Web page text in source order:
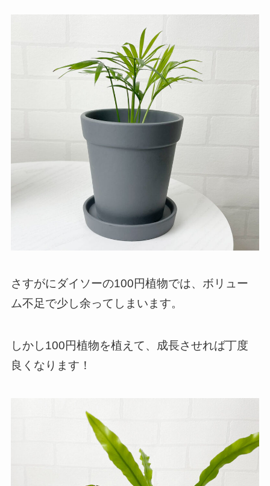
さすがにダイソーの100円植物では、ボリュー
ム不足で少し余ってしまいます。
しかし100円植物を植えて、成長させれば丁度
良くなります！